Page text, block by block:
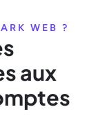
WEB ?
aux